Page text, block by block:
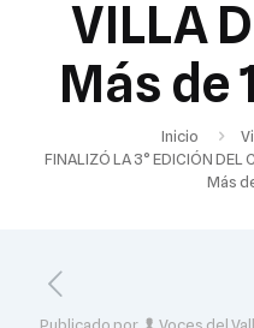
VILLA
Más de
Inicio
FINALIZÓ LA 3° EDICIÓN DEL
Más